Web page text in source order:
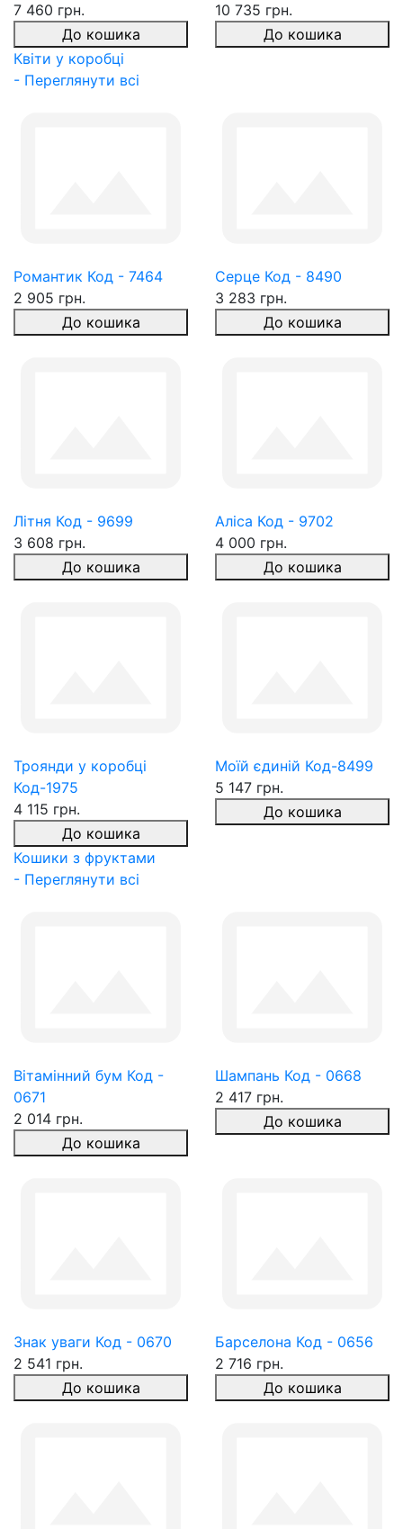
7 460 грн.
До кошика
10 735 грн.
До кошика
Квіти у коробці
- Переглянути всі
Романтик Код - 7464
2 905 грн.
До кошика
Серце Код - 8490
3 283 грн.
До кошика
Літня Код - 9699
3 608 грн.
До кошика
Аліса Код - 9702
4 000 грн.
До кошика
Троянди у коробці
Код-1975
4 115 грн.
До кошика
Моїй єдиній Код-8499
5 147 грн.
До кошика
Кошики з фруктами
- Переглянути всі
Вітамінний бум Код -
0671
2 014 грн.
До кошика
Шампань Код - 0668
2 417 грн.
До кошика
Знак уваги Код - 0670
2 541 грн.
До кошика
Барселона Код - 0656
2 716 грн.
До кошика